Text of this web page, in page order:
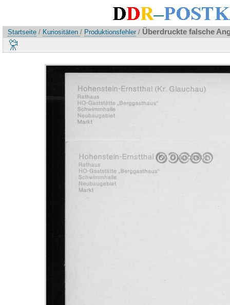
Startseite / Kuriositäten / Produktionsfehler / Überdruckte falsche